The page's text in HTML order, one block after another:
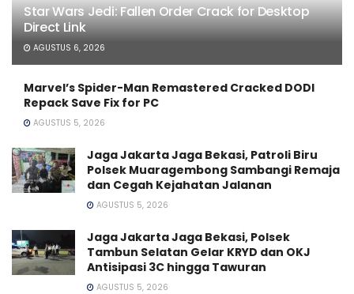
Star Wars Jedi: Fallen Order Crack for Desktop
Direct Link
AGUSTUS 6, 2026
Marvel’s Spider-Man Remastered Cracked DODI
Repack Save Fix for PC
AGUSTUS 5, 2026
Jaga Jakarta Jaga Bekasi, Patroli Biru
Polsek Muaragembong Sambangi Remaja
dan Cegah Kejahatan Jalanan
AGUSTUS 5, 2026
Jaga Jakarta Jaga Bekasi, Polsek
Tambun Selatan Gelar KRYD dan OKJ
Antisipasi 3C hingga Tawuran
AGUSTUS 5, 2026